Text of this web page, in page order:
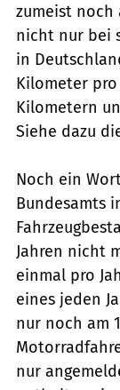
zumeist noch
nicht nur bei
in
Kilometer pro
Kilometern
Siehe dazu
Noch ein
Bundesamts
Jahren nicht
einmal pro
eines jeden
nur noch am
nur